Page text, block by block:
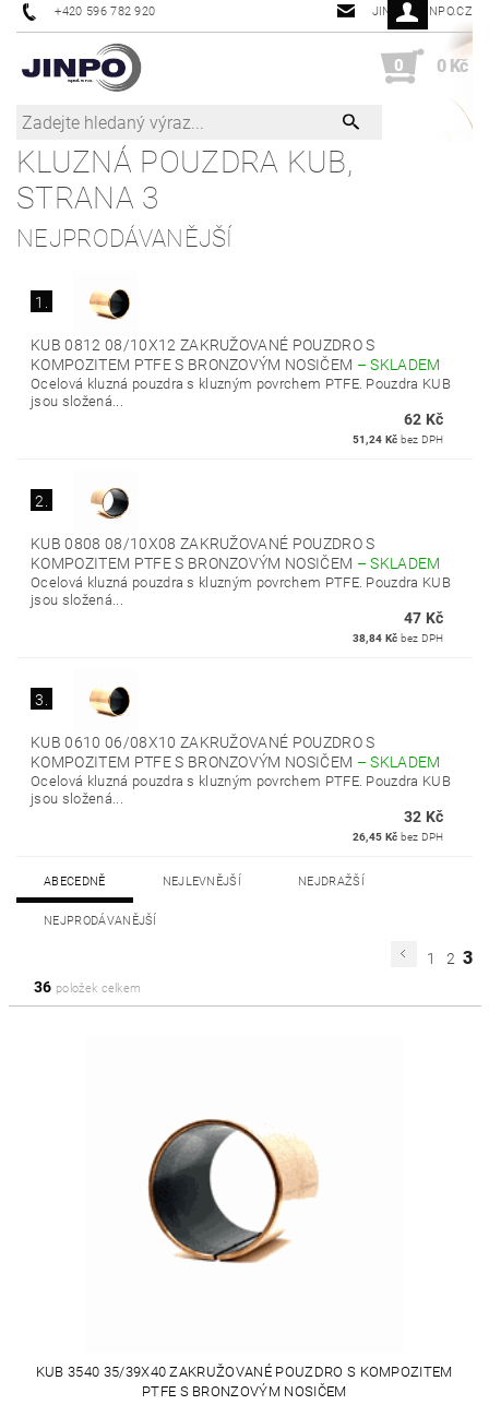
+420 596 782 920 JINPO@JINPO.CZ
0 0 Kč
KLUZNÁ POUZDRA KUB,
STRANA 3
NEJPRODÁVANĚJŠÍ
1.
KUB 0812 08/10X12 ZAKRUŽOVANÉ POUZDRO S
KOMPOZITEM PTFE S BRONZOVÝM NOSIČEM –SKLADEM
Ocelová kluzná pouzdra s kluzným povrchem PTFE. Pouzdra KUB
jsou složená...
62 Kč
51,24 Kč bez DPH
2.
KUB 0808 08/10X08 ZAKRUŽOVANÉ POUZDRO S
KOMPOZITEM PTFE S BRONZOVÝM NOSIČEM –SKLADEM
Ocelová kluzná pouzdra s kluzným povrchem PTFE. Pouzdra KUB
jsou složená...
47 Kč
38,84 Kč bez DPH
3.
KUB 0610 06/08X10 ZAKRUŽOVANÉ POUZDRO S
KOMPOZITEM PTFE S BRONZOVÝM NOSIČEM –SKLADEM
Ocelová kluzná pouzdra s kluzným povrchem PTFE. Pouzdra KUB
jsou složená...
32 Kč
26,45 Kč bez DPH
ABECEDNĚ NEJLEVNĚJŠÍ NEJDRAŽŠÍ
NEJPRODÁVANĚJŠÍ
1 2 3
36 položek celkem
KUB 3540 35/39X40 ZAKRUŽOVANÉ POUZDRO S KOMPOZITEM
PTFE S BRONZOVÝM NOSIČEM